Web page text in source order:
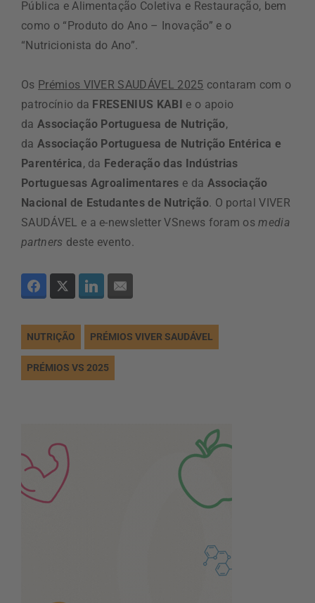
Pública e Alimentação Coletiva e Restauração, bem
como o “Produto do Ano – Inovação” e o
“Nutricionista do Ano”.
Os Prémios VIVER SAUDÁVEL 2025 contaram com o
patrocínio da FRESENIUS KABI e o apoio
da Associação Portuguesa de Nutrição,
da Associação Portuguesa de Nutrição Entérica e
Parentérica, da Federação das Indústrias
Portuguesas Agroalimentares e da Associação
Nacional de Estudantes de Nutrição. O portal VIVER
SAUDÁVEL e a e-newsletter VSnews foram osmedia
partners deste evento.
NUTRIÇÃO PRÉMIOS VIVER SAUDÁVEL
PRÉMIOS VS 2025